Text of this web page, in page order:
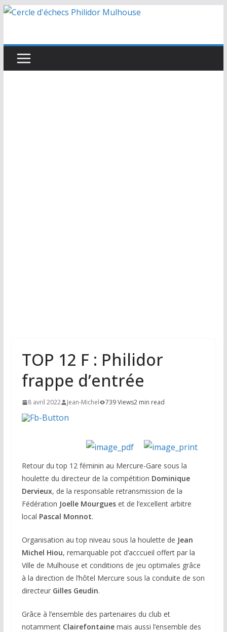
Passer
TOP 12 F : Philidor
frappe d’entrée
8 avril 2022 Jean-Michel 739 Views2 min read
Retour du top 12 féminin au Mercure-Gare sous la
houlette du directeur de la compétition Dominique
Dervieux, de la responsable retransmission de la
Fédération Joelle Mourgueset de l’excellent arbitre
local Pascal Monnot.
Organisation au top niveau sous la houlette de Jean
Michel Hiou, remarquable pot d’acccueil offert par la
Ville de Mulhouse et conditions de jeu optimales grâce
à la direction de l’hôtel Mercure sous la conduite de son
directeur Gilles Geudin.
Grâce à l’ensemble des partenaires du club et
notamment Clairefontainemais aussi l’ensemble des